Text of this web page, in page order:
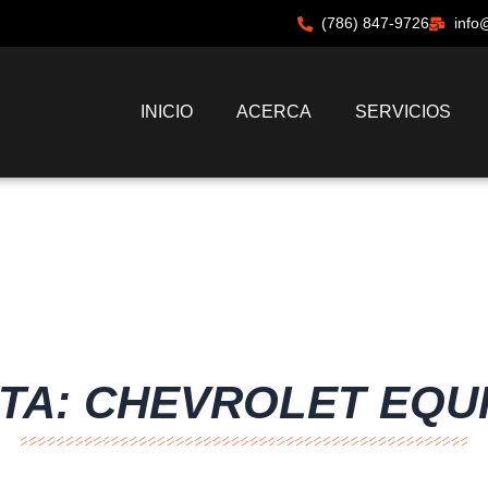
(786) 847-9726
INICIO ACERCA SERVICIOS
CHEVROLET